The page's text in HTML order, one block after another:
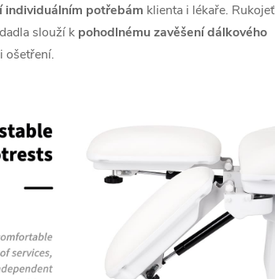
individuálním potřebám klienta i lékaře. Rukojeť
slouží k pohodlnému zavěšení dálkového
ošetření.